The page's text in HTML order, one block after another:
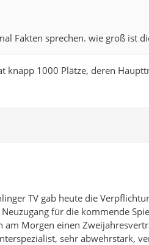
Fakten sprechen. wie groß ist
knapp 1000 Plätze, deren
TV gab heute die
für die kommende
Morgen einen
sehr abwehrstark,